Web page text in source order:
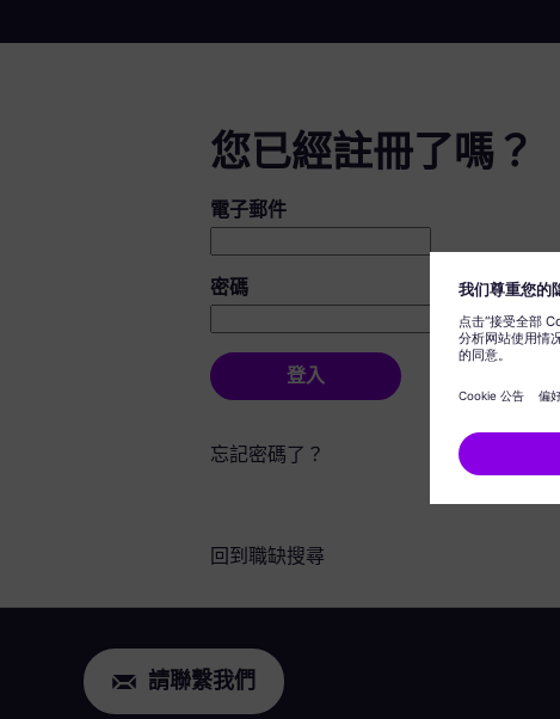
您已經註冊了嗎？
登入：使用者和密碼
電子郵件
密碼
登入
忘記密碼了？
回到職缺搜尋
請聯繫我們